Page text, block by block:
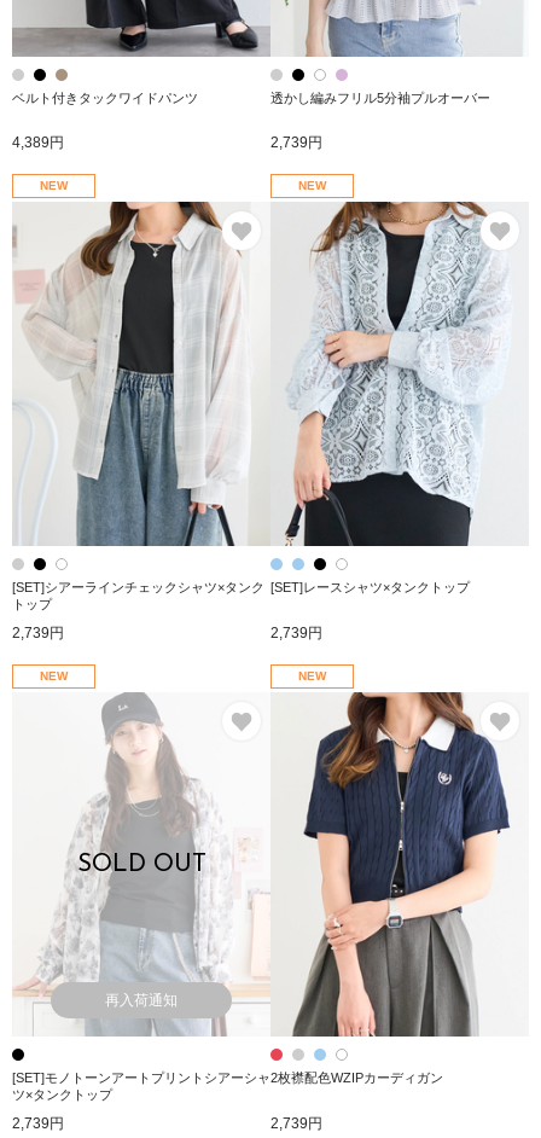
ベルト付きタックワイドパンツ
4,389円
透かし編みフリル5分袖プルオーバー
2,739円
NEW
お気に入り
[SET]シアーラインチェックシャツ×タンク
トップ
2,739円
NEW
[SET]レースシャツ×タンクトップ
2,739円
NEW
SOLD OUT
再入荷通知
[SET]モノトーンアートプリントシアーシャ
ツ×タンクトップ
2,739円
NEW
2枚襟配色WZIPカーディガン
2,739円